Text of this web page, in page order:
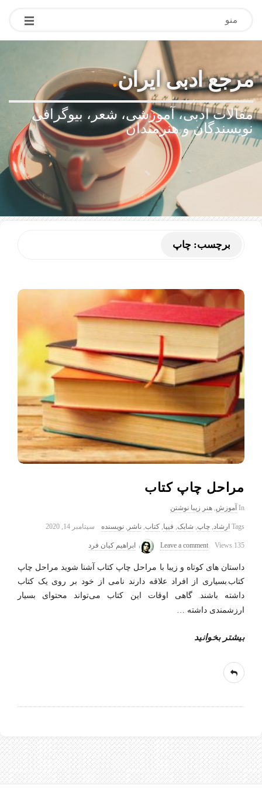
منو
مرجع ادبی ایران.
مقالات ادبی، آموزشی، شعر، بیوگرافی
نویسندگان و هنرمندان
برچسب: چاپ
مراحل چاپ کتاب
In آموزش, هنر زیبا نوشتن
Tags ارشاد, چاپ, شابک, فیپا, کتاب, ناشر , نویسنده سپتامبر 14, 2020
135 Views
Leave a comment ابراهیم کیان فرد
داستان های کوتاه و زیبا با مراحل چاپ کتاب آشنا شوید مراحل چاپ
کتاب.بسیاری از افراد علاقه دارند نامی از خود بر روی یک کتاب
داشته باشند. گاهی اوقات این کتاب می‌تواند محتوای بسیار
ارزشمندی داشته
بیشتر بخوانید